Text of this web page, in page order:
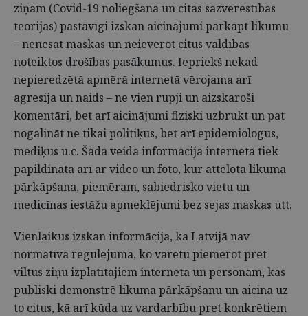
ziņām (Covid-19 noliegšana un citas sazvērestības
teorijas) pastāvīgi izskan aicinājumi pārkāpt likumu
– nenēsāt maskas un neievērot citus valdības
noteiktos drošības pasākumus. Iepriekš nekad
nepieredzētā apmērā internetā vērojama arī
agresija un naids – ne vien rupji un aizskaroši
komentāri, bet arī aicinājumi fiziski uzbrukt un pat
nogalināt ne tikai politiķus, bet arī epidemiologus,
mediķus u.c. Šāda veida informācija internetā tiek
papildināta arī ar video un foto, kur attēlota likuma
pārkāpšana, piemēram, sabiedrisko vietu un
medicīnas iestāžu apmeklējumi bez sejas maskas utt.
Vienlaikus izskan informācija, ka Latvijā nav
normatīvā regulējuma, ko varētu piemērot pret
viltus ziņu izplatītājiem internetā un personām, kas
publiski demonstrē likuma pārkāpšanu un aicina uz
to citus, kā arī kūda uz vardarbību pret konkrētiem